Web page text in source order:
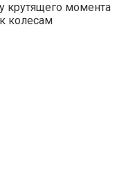
крутящего момента
колесам